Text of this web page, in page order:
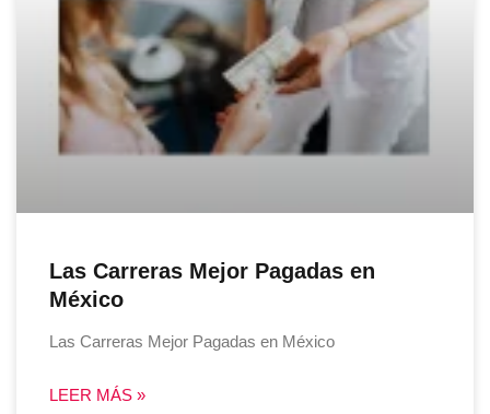
Las Carreras Mejor Pagadas en
México
Las Carreras Mejor Pagadas en México
LEER MÁS »